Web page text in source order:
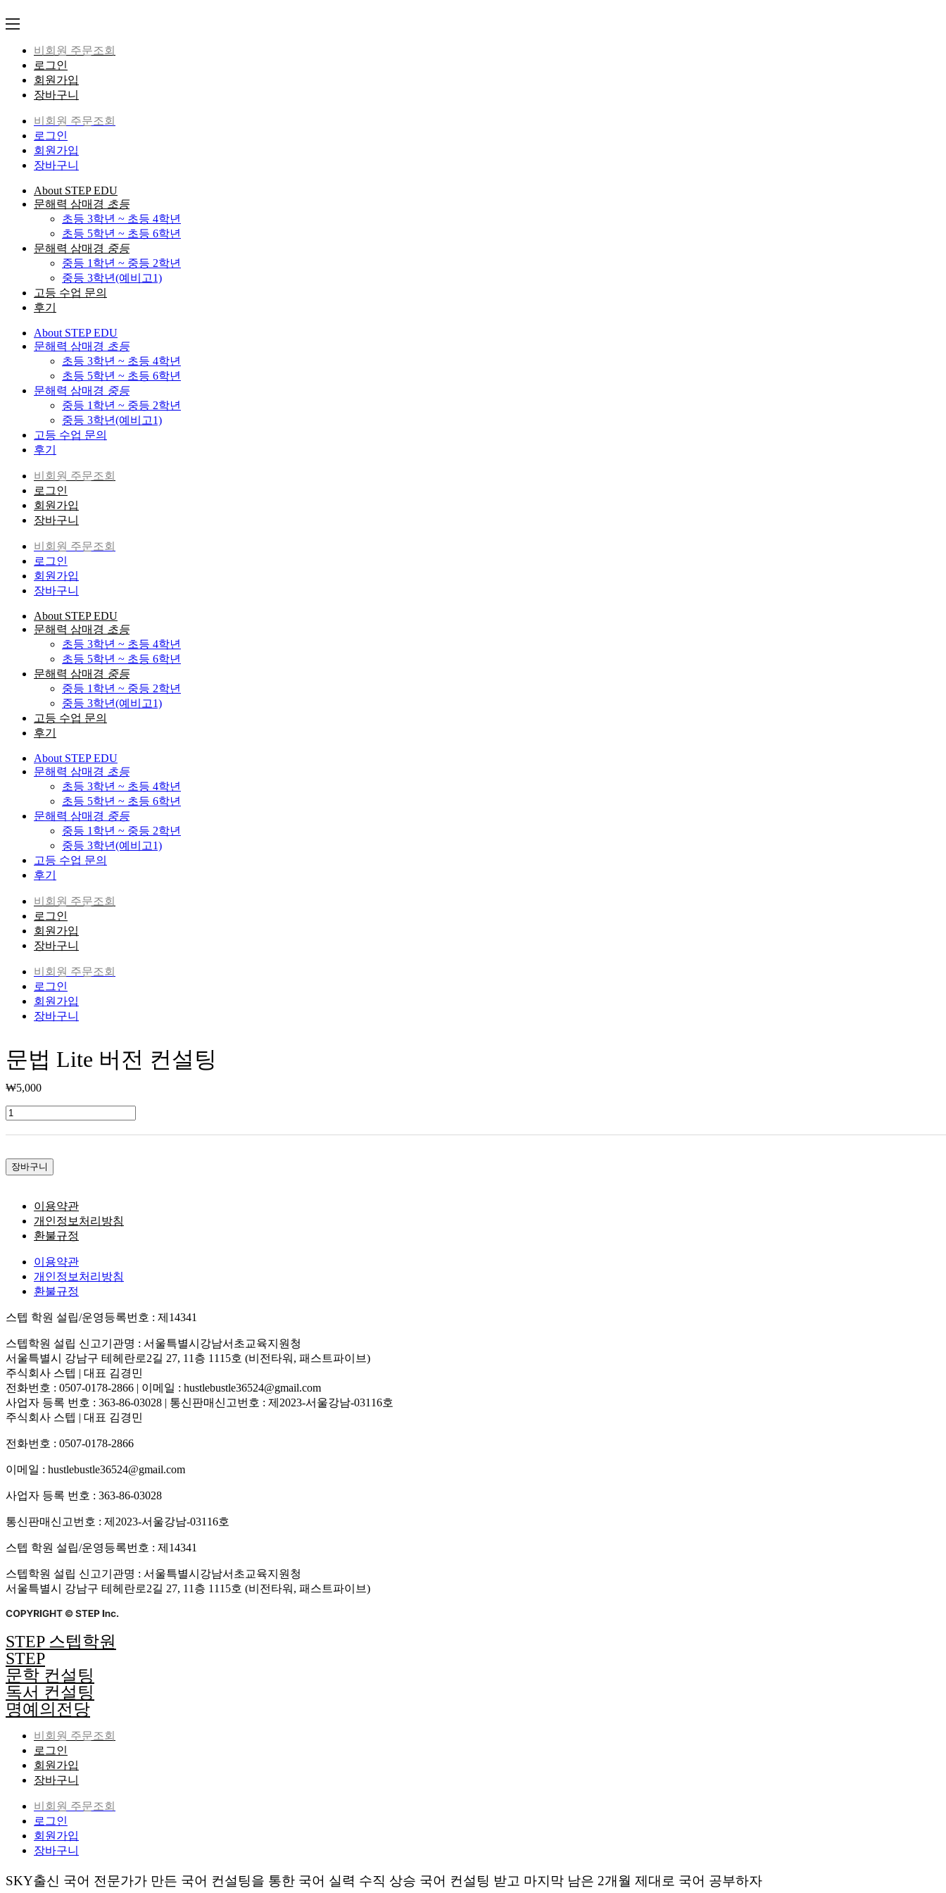
to
비회원 주문조회
로그인
회원가입
장바구니
비회원 주문조회
로그인
회원가입
장바구니
About STEP EDU
문해력 삼매경 초등
초등 3학년 ~ 초등 4학년
초등 5학년 ~ 초등 6학년
문해력 삼매경 중등
중등 1학년 ~ 중등 2학년
중등 3학년(예비고1)
고등 수업 문의
후기
About STEP EDU
문해력 삼매경 초등
초등 3학년 ~ 초등 4학년
초등 5학년 ~ 초등 6학년
문해력 삼매경 중등
중등 1학년 ~ 중등 2학년
중등 3학년(예비고1)
고등 수업 문의
후기
비회원 주문조회
로그인
회원가입
장바구니
비회원 주문조회
로그인
회원가입
장바구니
About STEP EDU
문해력 삼매경 초등
초등 3학년 ~ 초등 4학년
초등 5학년 ~ 초등 6학년
문해력 삼매경 중등
중등 1학년 ~ 중등 2학년
중등 3학년(예비고1)
고등 수업 문의
후기
About STEP EDU
문해력 삼매경 초등
초등 3학년 ~ 초등 4학년
초등 5학년 ~ 초등 6학년
문해력 삼매경 중등
중등 1학년 ~ 중등 2학년
중등 3학년(예비고1)
고등 수업 문의
후기
비회원 주문조회
로그인
회원가입
장바구니
비회원 주문조회
로그인
회원가입
장바구니
문법 Lite 버전 컨설팅
₩5,000
문
전
장바구니
이용약관
개인정보처리방침
환불규정
이용약관
개인정보처리방침
환불규정
스텝 학원 설립/운영등록번호 : 제14341
스텝학원 설립 신고기관명 : 서울특별시강남서초교육지원청
서울특별시 강남구 테헤란로2길 27, 11층 1115호 (비전타워, 패스트파이브)
주식회사 스텝 | 대표 김경민
전화번호 : 0507-0178-2866 | 이메일 : hustlebustle36524@gmail.com
사업자 등록 번호 : 363-86-03028 | 통신판매신고번호 : 제2023-서울강남-03116호
주식회사 스텝 | 대표 김경민
전화번호 : 0507-0178-2866
이메일 : hustlebustle36524@gmail.com
사업자 등록 번호 : 363-86-03028
통신판매신고번호 : 제2023-서울강남-03116호
스텝 학원 설립/운영등록번호 : 제14341
스텝학원 설립 신고기관명 : 서울특별시강남서초교육지원청
서울특별시 강남구 테헤란로2길 27, 11층 1115호 (비전타워, 패스트파이브)
STEP 스텝학원
STEP
문학 컨설팅
독서 컨설팅
명예의전당
비회원 주문조회
로그인
회원가입
장바구니
비회원 주문조회
로그인
회원가입
장바구니
SKY출신 국어 전문가가 만든 국어 컨설팅을 통한 국어 실력 수직 상승 국어 컨설팅 받고 마지막 남은 2개월 제대로 국어 공부하자